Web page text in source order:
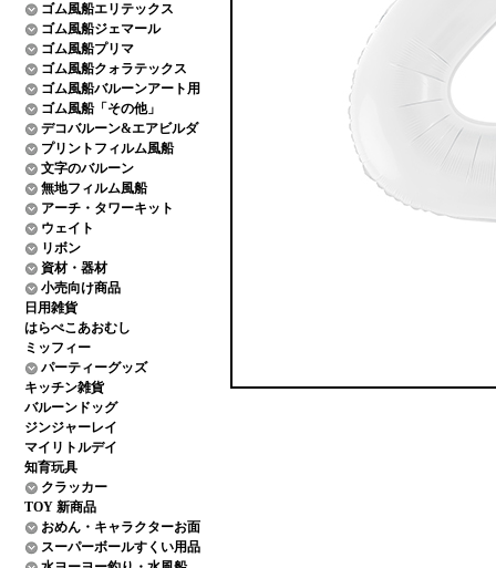
ゴム風船エリテックス
ゴム風船ジェマール
ゴム風船プリマ
ゴム風船クォラテックス
ゴム風船バルーンアート用
ゴム風船「その他」
デコバルーン&エアビルダ
プリントフィルム風船
文字のバルーン
無地フィルム風船
アーチ・タワーキット
ウェイト
リボン
資材・器材
小売向け商品
日用雑貨
はらぺこあおむし
ミッフィー
パーティーグッズ
キッチン雑貨
バルーンドッグ
ジンジャーレイ
マイリトルデイ
知育玩具
クラッカー
TOY 新商品
おめん・キャラクターお面
スーパーボールすくい用品